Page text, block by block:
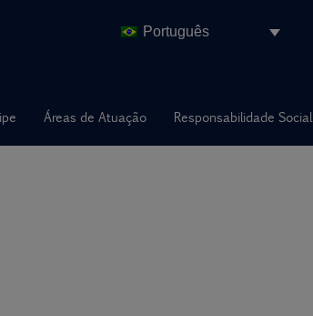
Português
Áreas de Atuação Responsabilidade Social